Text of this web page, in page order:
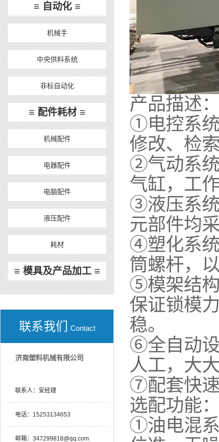
≡ 自动化 ≡
机械手
中央供料系统
非标自动化
≡ 配件耗材 ≡
机械配件
电器配件
电脑配件
液压配件
耗材
≡ 模具及产品加工 ≡
联系我们 Contact
济南塑料机械有限公司
联系人： 安经理
电话： 15253134653
邮箱： 347299818@qq.com
产品描述
①电控系
修改、检
②气动系
气缸，工
③液压系
元部件均
④塑化系
筒螺杆，
⑤模架结
保证锁模
稳。
⑥全自动
人工，大
⑦配套快
选配功能
①油电混